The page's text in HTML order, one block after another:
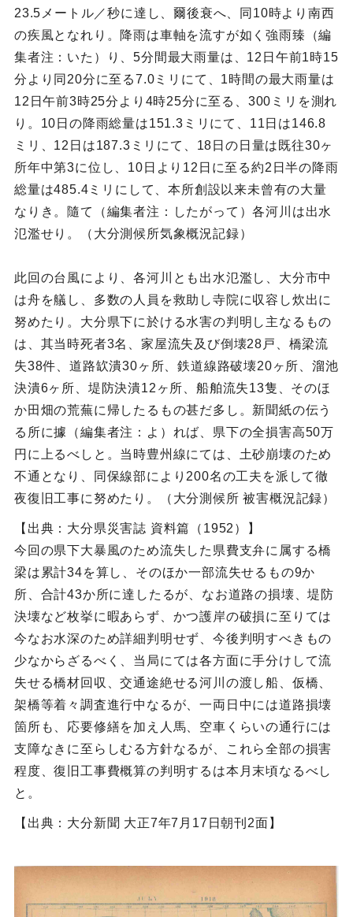
23.5メートル／秒に達し、爾後衰へ、同10時より南西
の疾風となれり。降雨は車軸を流すが如く強雨臻（編
集者注：いた）り、5分間最大雨量は、12日午前1時15
分より同20分に至る7.0ミリにて、1時間の最大雨量は
12日午前3時25分より4時25分に至る、300ミリを測れ
り。10日の降雨総量は151.3ミリにて、11日は146.8
ミリ、12日は187.3ミリにて、18日の日量は既往30ヶ
所年中第3に位し、10日より12日に至る約2日半の降雨
総量は485.4ミリにして、本所創設以来未曾有の大量
なりき。隨て（編集者注：したがって）各河川は出水
氾濫せり。（大分測候所気象概況記録）
此回の台風により、各河川とも出水氾濫し、大分市中
は舟を艤し、多数の人員を救助し寺院に収容し炊出に
努めたり。大分県下に於ける水害の判明し主なるもの
は、其当時死者3名、家屋流失及び倒壊28戸、橋梁流
失38件、道路缼潰30ヶ所、鉄道線路破壊20ヶ所、溜池
決潰6ヶ所、堤防決潰12ヶ所、船舶流失13隻、そのほ
か田畑の荒蕪に帰したるもの甚だ多し。新聞紙の伝う
る所に據（編集者注：よ）れば、県下の全損害高50万
円に上るべしと。当時豊州線にては、土砂崩壊のため
不通となり、同保線部により200名の工夫を派して徹
夜復旧工事に努めたり。（大分測候所 被害概況記録）
【出典：大分県災害誌 資料篇（1952）】
今回の県下大暴風のため流失した県費支弁に属する橋
梁は累計34を算し、そのほか一部流失せるもの9か
所、合計43か所に達したるが、なお道路の損壊、堤防
決壊など枚挙に暇あらず、かつ護岸の破損に至りては
今なお水深のため詳細判明せず、今後判明すべきもの
少なからざるべく、当局にては各方面に手分けして流
失せる橋材回収、交通途絶せる河川の渡し船、仮橋、
架橋等着々調査進行中なるが、一両日中には道路損壊
箇所も、応要修繕を加え人馬、空車くらいの通行には
支障なきに至らしむる方針なるが、これら全部の損害
程度、復旧工事費概算の判明するは本月末頃なるべし
と。
【出典：大分新聞 大正7年7月17日朝刊2面】